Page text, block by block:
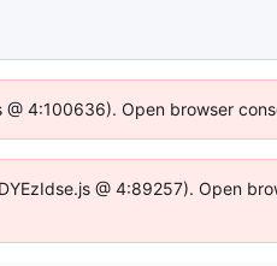
4:100636). Open browser
@ 4:89257). Open